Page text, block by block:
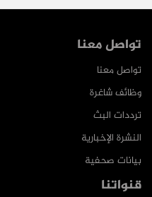
تواصل معنا
تواصل معنا
وظائف شاغرة
ترددات البث
النشرة الإخبارية
بيانات صحفية
قنواتنا